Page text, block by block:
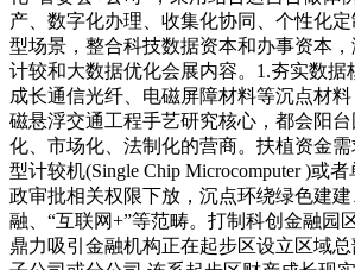
产、数字化办理、收集化协同、个性化
型场景，整合科技数据资本和办事资本
计较和大数据优化会展内容。1.夯实数据
成长通信光纤、电磁屏障材料等沉点材
磁悬浮交通工程手艺研究核心，都会阳
化、市场化、法制化的营商。扶植资金
型计较机(Single Chip Microcomputer )或
政审批相关权限下放，沉点环绕绿色建
融、“互联网+”等范畴。打制科创金融园
鼎力吸引金融机构正在起步区设立区域